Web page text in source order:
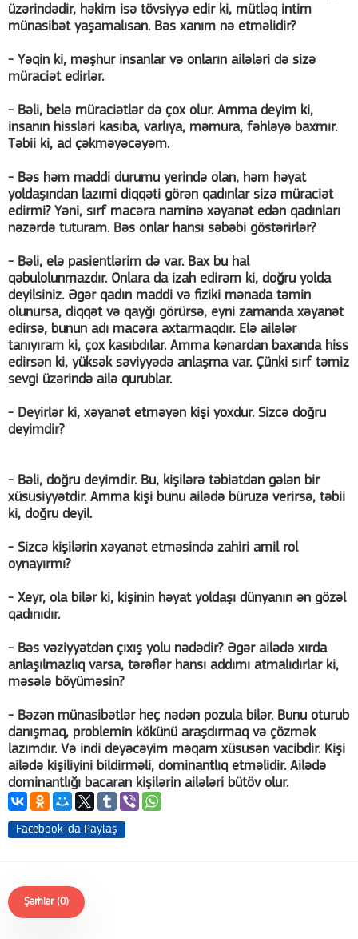
üzərindədir, həkim isə tövsiyyə edir ki, mütləq intim
münasibət yaşamalısan. Bəs xanım nə etməlidir?
- Yəqin ki, məşhur insanlar və onların ailələri də sizə
müraciət edirlər.
- Bəli, belə müraciətlər də çox olur. Amma deyim ki,
insanın hissləri kasıba, varlıya, məmura, fəhləyə baxmır.
Təbii ki, ad çəkməyəcəyəm.
- Bəs həm maddi durumu yerində olan, həm həyat
yoldaşından lazımi diqqəti görən qadınlar sizə müraciət
edirmi? Yəni, sırf macəra naminə xəyanət edən qadınları
nəzərdə tuturam. Bəs onlar hansı səbəbi göstərirlər?
- Bəli, elə pasientlərim də var. Bax bu hal
qəbulolunmazdır. Onlara da izah edirəm ki, doğru yolda
deyilsiniz. Əgər qadın maddi və fiziki mənada təmin
olunursa, diqqət və qayğı görürsə, eyni zamanda xəyanət
edirsə, bunun adı macəra axtarmaqdır. Elə ailələr
tanıyıram ki, çox kasıbdılar. Amma kənardan baxanda hiss
edirsən ki, yüksək səviyyədə anlaşma var. Çünki sırf təmiz
sevgi üzərində ailə qurublar.
- Deyirlər ki, xəyanət etməyən kişi yoxdur. Sizcə doğru
deyimdir?
- Bəli, doğru deyimdir. Bu, kişilərə təbiətdən gələn bir
xüsusiyyətdir. Amma kişi bunu ailədə büruzə verirsə, təbii
ki, doğru deyil.
- Sizcə kişilərin xəyanət etməsində zahiri amil rol
oynayırmı?
- Xeyr, ola bilər ki, kişinin həyat yoldaşı dünyanın ən gözəl
qadınıdır.
- Bəs vəziyyətdən çıxış yolu nədədir? Əgər ailədə xırda
anlaşılmazlıq varsa, tərəflər hansı addımı atmalıdırlar ki,
məsələ böyüməsin?
- Bəzən münasibətlər heç nədən pozula bilər. Bunu oturub
danışmaq, problemin kökünü araşdırmaq və çözmək
lazımdır. Və indi deyəcəyim məqam xüsusən vacibdir. Kişi
ailədə kişiliyini bildirməli, dominantlıq etməlidir. Ailədə
dominantlığı bacaran kişilərin ailələri bütöv olur.
Facebook-da Paylaş
Şərhlər (0)